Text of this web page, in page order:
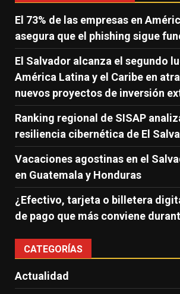
El 73% de las empresas en
asegura que el phishing sigue
El Salvador alcanza el segundo
América Latina y el Caribe en
nuevos proyectos de inversión
Ranking regional de SISAP
resiliencia cibernética de El
Vacaciones agostinas en el
en Guatemala y Honduras
¿Efectivo, tarjeta o billetera
de pago que más conviene
CATEGORÍAS
Actualidad